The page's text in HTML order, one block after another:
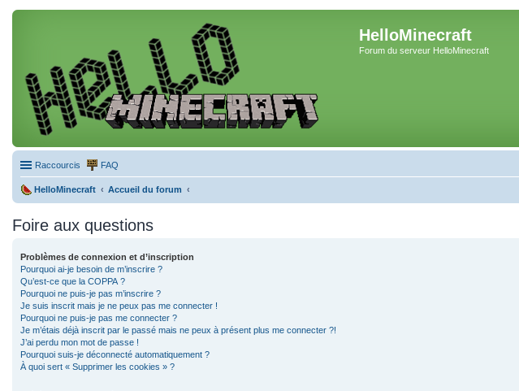
HelloMinecraft
Forum du serveur HelloMinecraft
Raccourcis FAQ
HelloMinecraft Accueil du forum
Foire aux questions
Problèmes de connexion et d’inscription
Pourquoi ai-je besoin de m’inscrire ?
Qu’est-ce que la COPPA ?
Pourquoi ne puis-je pas m’inscrire ?
Je suis inscrit mais je ne peux pas me connecter !
Pourquoi ne puis-je pas me connecter ?
Je m’étais déjà inscrit par le passé mais ne peux à présent plus me connecter ?!
J’ai perdu mon mot de passe !
Pourquoi suis-je déconnecté automatiquement ?
À quoi sert « Supprimer les cookies » ?